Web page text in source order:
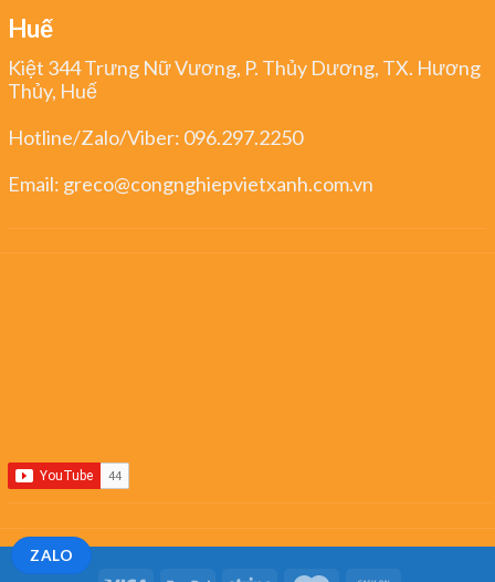
ZALO
Huế
Kiệt 344 Trưng Nữ Vương, P. Thủy Dương, TX. Hương
Thủy, Huế
Hotline/Zalo/Viber: 096.297.2250
Email: greco@congnghiepvietxanh.com.vn